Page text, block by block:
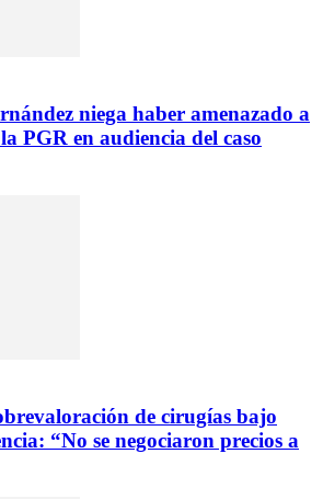
niega haber amenazado a
PGR en audiencia del caso
de cirugías bajo
“No se negociaron precios a